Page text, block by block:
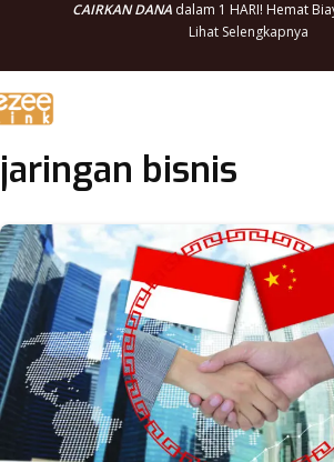
CAIRKAN DANAdalam 1 HARI! Hemat
Lihat Selengkapnya
jaringan bisnis